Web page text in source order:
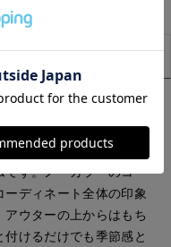
象的なファーティペッ
スタイルにもガーリー
です。ノーカラーのコー
ーディネート全体の印象
ウターの上からはもち
けるだけでも季節感と